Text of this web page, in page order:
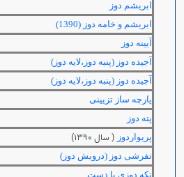
ابریشم دوز
ابریشم و خامه دوز (1390)
آیینه دوز
آجیده دوز (پنبه دوز،لایه دوز)
آجیده دوز (پنبه دوز،لایه دوز)
پارچه ساز تزیینی
پته دوز
پریواردوز ( سال 1390)
تفرشی دوز (درویش دوز)
تکه دوزي با دست